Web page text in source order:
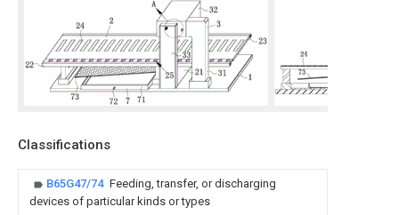
Classifications
B65G47/74 Feeding, transfer, or discharging
devices of particular kinds or types